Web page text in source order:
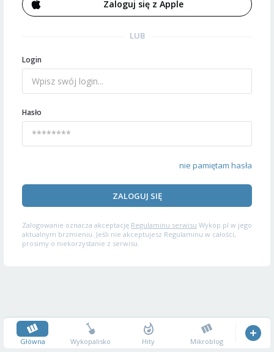
Zaloguj się z Apple
LUB
Login
Hasło
nie pamiętam hasła
ZALOGUJ SIĘ
Zalogowanie oznacza akceptację Regulaminu serwisu Wykop.pl w jego
aktualnym brzmieniu. Jeśli nie akceptujesz Regulaminu w całości,
prosimy o niekorzystanie z serwisu.
Główna Wykopalisko Hity Mikroblog